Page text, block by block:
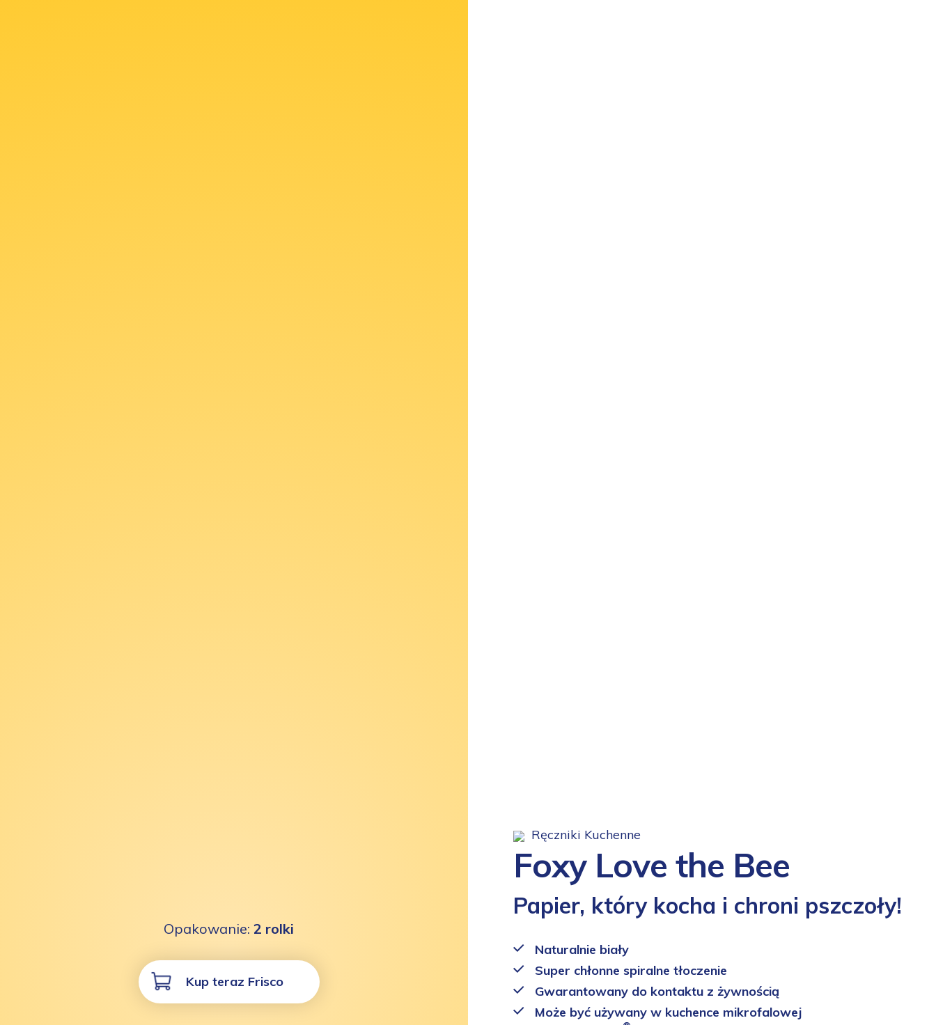
Opakowanie: 2 rolki
Kup teraz Frisco
Ręczniki Kuchenne
Foxy Love the Bee
Papier, który kocha i chroni pszczoły!
Naturalnie biały
Super chłonne spiralne tłoczenie
Gwarantowany do kontaktu z żywnością
Może być używany w kuchence mikrofalowej